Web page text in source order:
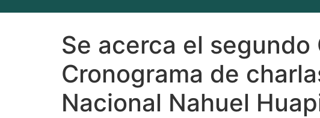
Se acerca el
Cronograma de
Nacional Nahuel